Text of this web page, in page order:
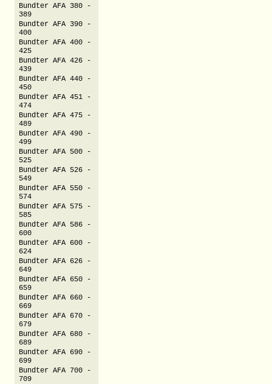
Bundter AFA 380 -
389
Bundter AFA 390 -
400
Bundter AFA 400 -
425
Bundter AFA 426 -
439
Bundter AFA 440 -
450
Bundter AFA 451 -
474
Bundter AFA 475 -
489
Bundter AFA 490 -
499
Bundter AFA 500 -
525
Bundter AFA 526 -
549
Bundter AFA 550 -
574
Bundter AFA 575 -
585
Bundter AFA 586 -
600
Bundter AFA 600 -
624
Bundter AFA 626 -
649
Bundter AFA 650 -
659
Bundter AFA 660 -
669
Bundter AFA 670 -
679
Bundter AFA 680 -
689
Bundter AFA 690 -
699
Bundter AFA 700 -
709